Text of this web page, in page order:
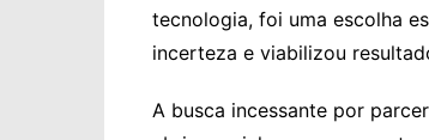
tecnologia, foi uma escolha
incerteza e viabilizou
A busca incessante por